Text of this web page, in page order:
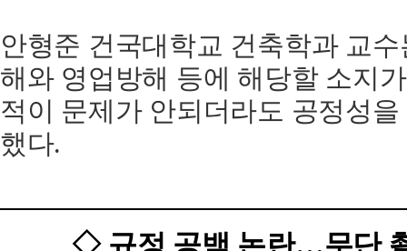
안형준 건국대학교 건축학과 교
해와 영업방해 등에 해당할 소지
적이 문제가 안되더라도 공정성
했다.